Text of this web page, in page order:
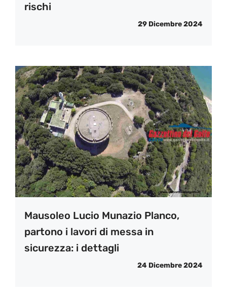
rischi
29 Dicembre 2024
Mausoleo Lucio Munazio Planco,
partono i lavori di messa in
sicurezza: i dettagli
24 Dicembre 2024